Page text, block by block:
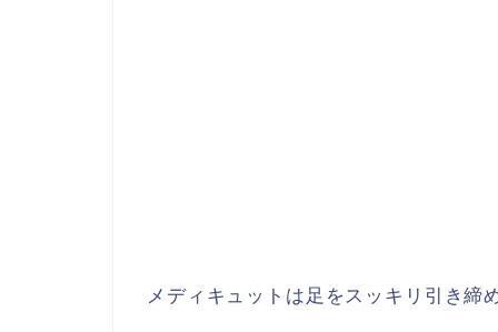
メディキュットは足をスッキリ引き締